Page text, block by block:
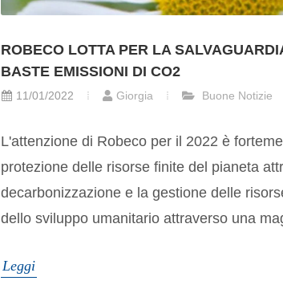
ROBECO LOTTA PER LA
BASTE EMISSIONI DI CO2
11/01/2022 Giorgia Buone Notizie
L'attenzione di Robeco per il 2022 è
protezione delle risorse finite del pianeta
decarbonizzazione e la gestione delle
dello sviluppo umanitario attraverso una
Leggi